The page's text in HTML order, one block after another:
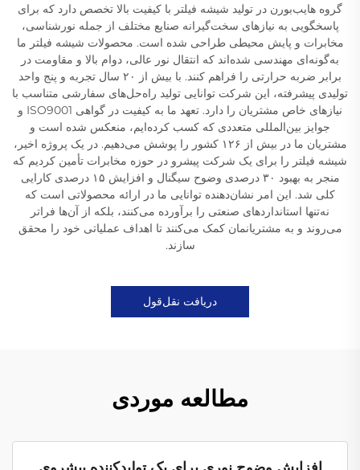
گروه هایب‌بورن در تولید شیشه فیلتر با کیفیت بالا تخصص دارد که برای
پاسخگویی به نیازهای سخت‌گیرانه صنایع مختلف از جمله نورشناسی،
مخابرات و پایش محیطی طراحی شده است. محصولات شیشه فیلتر ما
به‌گونه‌ای مهندسی شده‌اند که انتقال نور عالی، دوام بالا و مقاومت در
برابر ضربه حرارتی را فراهم کنند. با بیش از ۲۰ سال تجربه و پنج واحد
تولیدی پیشرفته، این شرکت توانایی تولید راه‌حل‌های سفارشی متناسب با
نیازهای خاص مشتریان را دارد. تعهد ما به کیفیت در گواهی ISO9001 و
جوایز بین‌المللی متعددی که کسب کرده‌ایم، منعکس شده است و
مشتریان ما در بیش از ۱۲۶ کشور را پوشش می‌دهیم. در یک پروژه اخیر،
شیشه فیلتر را برای یک شرکت پیشرو در حوزه مخابرات تأمین کردیم که
منجر به بهبود ۳۰ درصدی وضوح سیگنال و افزایش ۱۵ درصدی کارایی
کلی شد. این امر نشان‌دهنده توانایی ما در ارائه محصولاتی است که
نه‌تنها استانداردهای صنعتی را برآورده می‌کنند، بلکه از آن‌ها فراتر
می‌روند و به مشتریانمان کمک می‌کنند تا اهداف عملیاتی خود را محقق
سازند.
دریافت نقل‌قول
مطالعه موردی